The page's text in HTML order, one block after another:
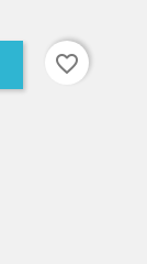
favorite_border